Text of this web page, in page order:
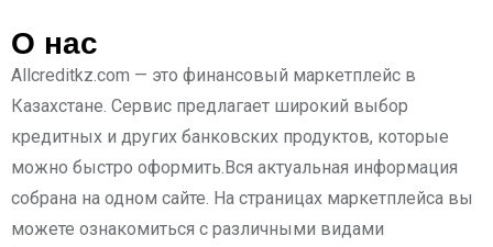
О нас
Allcreditkz.com — это финансовый маркетплейс в
Казахстане. Сервис предлагает широкий выбор
кредитных и других банковских продуктов, которые
можно быстро оформить.Вся актуальная информация
собрана на одном сайте. На страницах маркетплейса вы
можете ознакомиться с различными видами